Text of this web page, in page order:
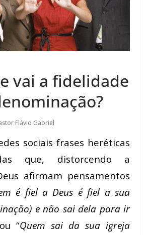
vai a fidelidade
Flávio Gabriel
sociais frases heréticas
que, distorcendo a
afirmam pensamentos
é fiel a Deus é fiel a sua
e não sai dela para ir
“Quem sai da sua igreja